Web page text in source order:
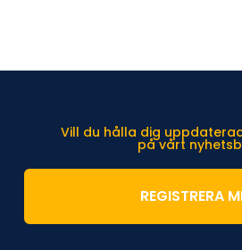
Vill du hålla dig
på vårt
REGISTRERA